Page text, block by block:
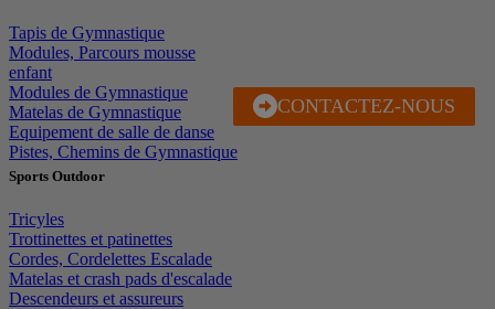
J'EN PROFITE
CONTACTEZ-NOUS
Tapis de Gymnastique
Modules, Parcours mousse
enfant
Modules de Gymnastique
Matelas de Gymnastique
Equipement de salle de danse
Pistes, Chemins de Gymnastique
Sports Outdoor
Tricyles
Trottinettes et patinettes
Cordes, Cordelettes Escalade
Matelas et crash pads d'escalade
Descendeurs et assureurs